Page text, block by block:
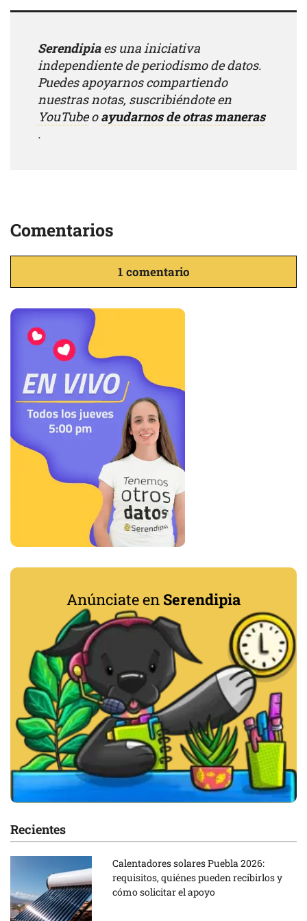
Serendipiaes una iniciativa
independiente de periodismo de datos.
Puedes apoyarnos compartiendo
nuestras notas, suscribiéndote en
YouTubeoayudarnos de otras maneras
.
Comentarios
1 comentario
Anúnciate en Serendipia
Recientes
Calentadores solares Puebla 2026:
requisitos, quiénes pueden recibirlos y
cómo solicitar el apoyo